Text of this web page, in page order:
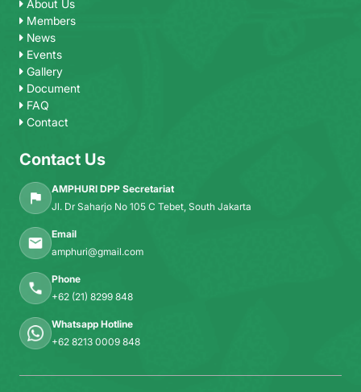
About Us
Members
News
Events
Gallery
Document
FAQ
Contact
Contact Us
AMPHURI DPP Secretariat
Jl. Dr Saharjo No 105 C Tebet, South Jakarta
Email
amphuri@gmail.com
Phone
+62 (21) 8299 848
Whatsapp Hotline
+62 8213 0009 848